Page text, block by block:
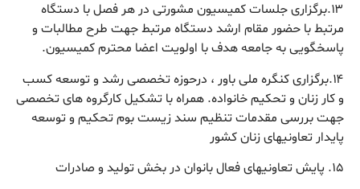
۱۳.برگزاری جلسات کمیسیون مشورتی در هر فصل با دستگاه
مرتبط با حضور مقام ارشد دستگاه مرتبط جهت طرح مطالبات و
پاسخگویی به جامعه هدف با اولویت اعضا محترم کمیسیون.
۱۴.برگزاری کنگره ملی باور ، درحوزه تخصصی رشد و توسعه کسب
و کار زنان و تحکیم خانواده. همراه با تشکیل کارگروه های تخصصی
جهت بررسی مقدمات تنظیم سند زیست بوم تحکیم و توسعه
پایدار تعاونیهای زنان کشور
۱۵. پایش تعاونیهای فعال بانوان در بخش تولید و صادرات